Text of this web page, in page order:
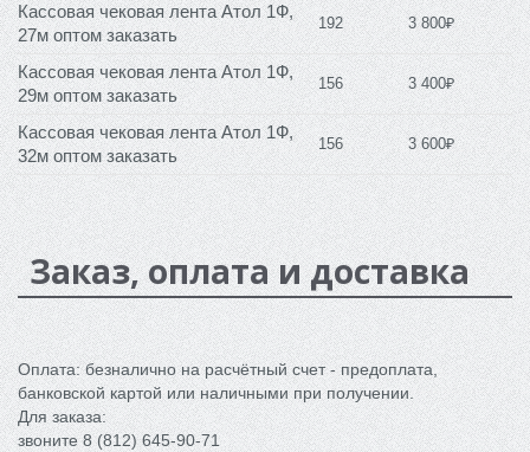
Кассовая чековая лента Атол 1Ф,
27м оптом заказать
192 3 800₽
Кассовая чековая лента Атол 1Ф,
29м оптом заказать
156 3 400₽
Кассовая чековая лента Атол 1Ф,
32м оптом заказать
156 3 600₽
Заказ, оплата и доставка
Оплата: безналично на расчётный счет - предоплата,
банковской картой или наличными при получении.
Для заказа:
звоните 8 (812) 645-90-71